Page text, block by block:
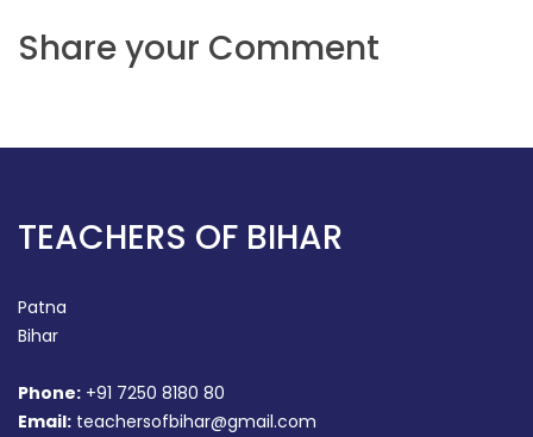
Share your Comment
TEACHERS OF BIHAR
Patna
Bihar
Phone: +91 7250 8180 80
Email: teachersofbihar@gmail.com